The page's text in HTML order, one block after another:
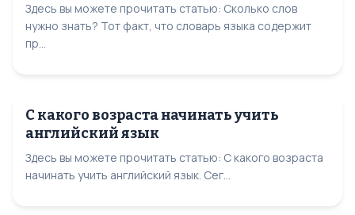
Здесь вы можете прочитать статью: Сколько слов
нужно знать? Тот факт, что словарь языка содержит
пр...
С какого возраста начинать учить
английский язык
Здесь вы можете прочитать статью: С какого возраста
начинать учить английский язык. Сег...